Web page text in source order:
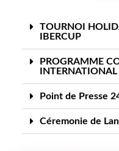
TOURNOI
IBERCUP
PROGRAMME
Point de Presse
Céremonie de